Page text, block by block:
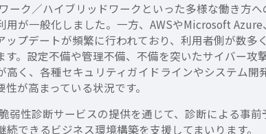
ーク／ハイブリッドワークといった多様な働き方
用が一般化しました。一方、AWSやMicrosoft
ップデートが頻繁に行われており、利用者側が数
す。設定不備や管理不備、不備を突いたサイバー
高く、各種セキュリティガイドラインやシステム
が高まっている状況です。
弱性診断サービスの提供を通じて、診断による事
できるビジネス環境構築を支援してまいります。